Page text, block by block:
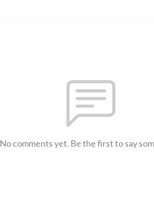
No comments yet. Be the first to say